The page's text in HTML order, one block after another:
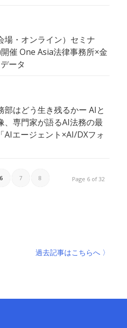
場・オンライン）セミナ
催 One Asia法律事務所×金
ータ
はどう生き残るかー AIと
、専門家が語るAI法務の最
AIエージェント×AI/DXフォ
Page 6 of 32
6 7 8
過去記事はこちらへ 〉